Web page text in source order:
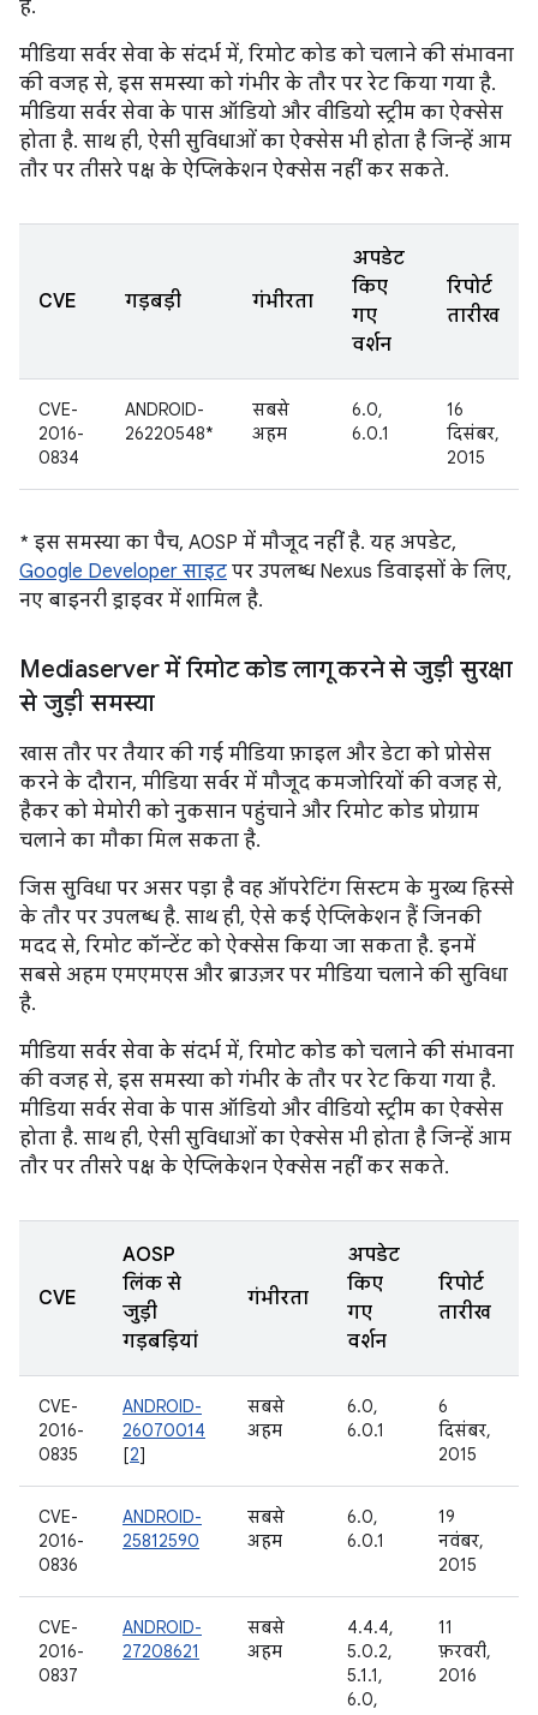
है.
मीडिया सर्वर सेवा के संदर्भ में, रिमोट कोड को चलाने की संभावना
की वजह से, इस समस्या को गंभीर के तौर पर रेट किया गया है.
मीडिया सर्वर सेवा के पास ऑडियो और वीडियो स्ट्रीम का ऐक्सेस
होता है. साथ ही, ऐसी सुविधाओं का ऐक्सेस भी होता है जिन्हें आम
तौर पर तीसरे पक्ष के ऐप्लिकेशन ऐक्सेस नहीं कर सकते.
CVE गड़बड़ी गंभीरता
अपडेट
किए
गए
वर्शन
रिपोर्ट
तारीख
CVE-
2016-
0834
ANDROID-
26220548*
सबसे
अहम
6.0,
6.0.1
16
दिसंबर,
2015
* इस समस्या का पैच, AOSP में मौजूद नहीं है. यह अपडेट,
Google Developer साइट पर उपलब्ध Nexus डिवाइसों के लिए,
नए बाइनरी ड्राइवर में शामिल है.
Mediaserver में रिमोट कोड लागू करने से जुड़ी सुरक्षा
से जुड़ी समस्या
खास तौर पर तैयार की गई मीडिया फ़ाइल और डेटा को प्रोसेस
करने के दौरान, मीडिया सर्वर में मौजूद कमजोरियों की वजह से,
हैकर को मेमोरी को नुकसान पहुंचाने और रिमोट कोड प्रोग्राम
चलाने का मौका मिल सकता है.
जिस सुविधा पर असर पड़ा है वह ऑपरेटिंग सिस्टम के मुख्य हिस्से
के तौर पर उपलब्ध है. साथ ही, ऐसे कई ऐप्लिकेशन हैं जिनकी
मदद से, रिमोट कॉन्टेंट को ऐक्सेस किया जा सकता है. इनमें
सबसे अहम एमएमएस और ब्राउज़र पर मीडिया चलाने की सुविधा
है.
मीडिया सर्वर सेवा के संदर्भ में, रिमोट कोड को चलाने की संभावना
की वजह से, इस समस्या को गंभीर के तौर पर रेट किया गया है.
मीडिया सर्वर सेवा के पास ऑडियो और वीडियो स्ट्रीम का ऐक्सेस
होता है. साथ ही, ऐसी सुविधाओं का ऐक्सेस भी होता है जिन्हें आम
तौर पर तीसरे पक्ष के ऐप्लिकेशन ऐक्सेस नहीं कर सकते.
CVE
AOSP
लिंक से
जुड़ी
गड़बड़ियां
गंभीरता
अपडेट
किए
गए
वर्शन
रिपोर्ट
तारीख
CVE-
2016-
0835
ANDROID-
26070014
[2]
सबसे
अहम
6.0,
6.0.1
6
दिसंबर,
2015
CVE-
2016-
0836
ANDROID-
25812590
सबसे
अहम
6.0,
6.0.1
19
नवंबर,
2015
CVE-
2016-
0837
ANDROID-
27208621
सबसे
अहम
4.4.4,
5.0.2,
5.1.1,
6.0,
11
फ़रवरी,
2016